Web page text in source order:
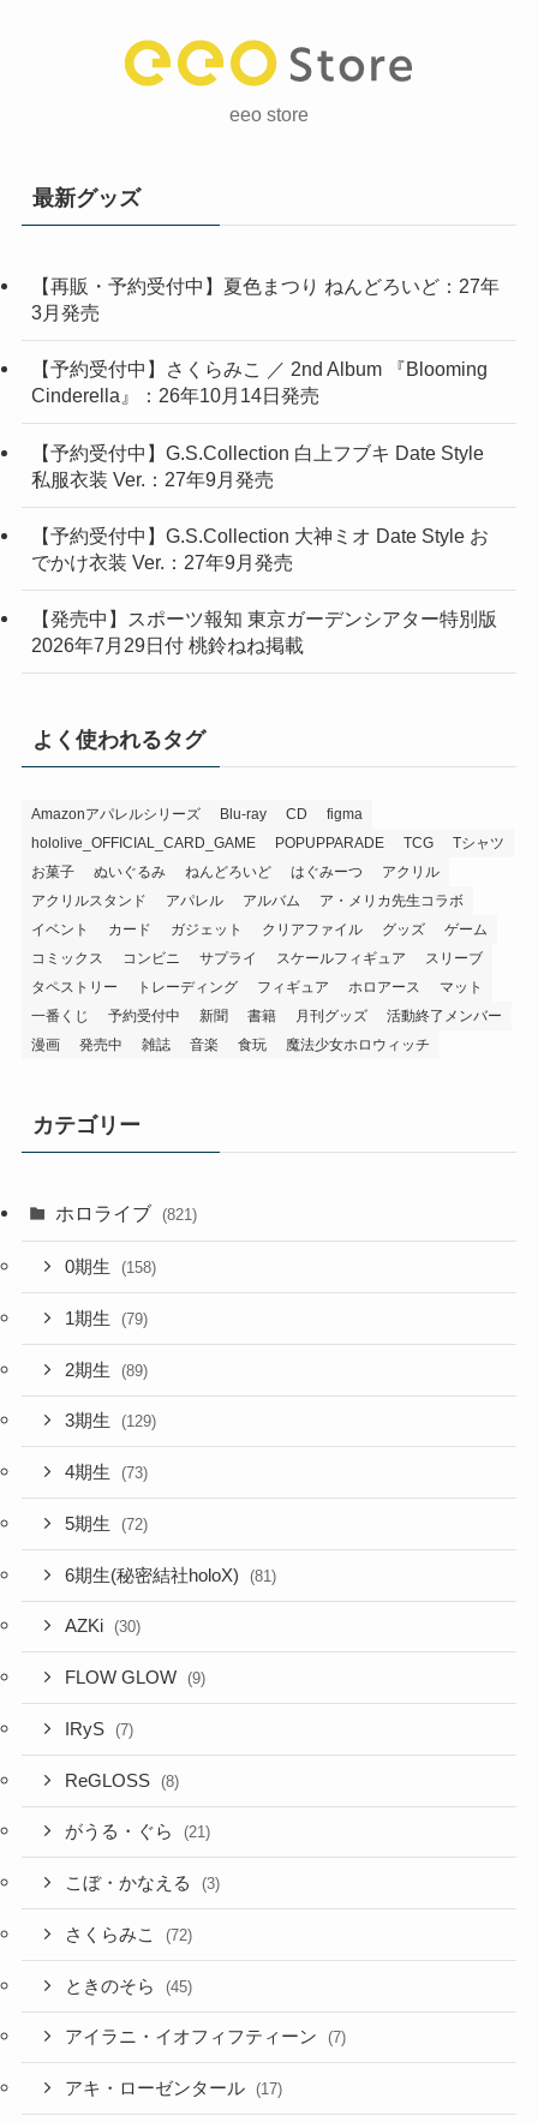
eeo store
最新グッズ
【再販・予約受付中】夏色まつり ねんどろいど：27年
3月発売
【予約受付中】さくらみこ ／ 2nd Album 『Blooming
Cinderella』：26年10月14日発売
【予約受付中】G.S.Collection 白上フブキ Date Style
私服衣装 Ver.：27年9月発売
【予約受付中】G.S.Collection 大神ミオ Date Style お
でかけ衣装 Ver.：27年9月発売
【発売中】スポーツ報知 東京ガーデンシアター特別版
2026年7月29日付 桃鈴ねね掲載
よく使われるタグ
Amazonアパレルシリーズ Blu-ray CD
figma
hololive_OFFICIAL_CARD_GAME
POPUPPARADE TCG
Tシャツ
お菓子
ぬいぐるみ ねんどろいど はぐみーつ
アクリル
アクリルスタンド
アパレル アルバム
ア・メリカ先生コラボ
イベント
カード ガジェット クリアファイル グッズ
ゲーム
コミックス
コンビニ サプライ スケールフィギュア
スリーブ
タペストリー
トレーディング フィギュア ホロアース
マット
一番くじ
予約受付中 新聞 書籍 月刊グッズ
活動終了メンバー
漫画
発売中 雑誌 音楽 食玩 魔法少女ホロウィッチ
カテゴリー
ホロライブ (821)
0期生 (158)
1期生 (79)
2期生 (89)
3期生 (129)
4期生 (73)
5期生 (72)
6期生(秘密結社holoX) (81)
AZKi (30)
FLOW GLOW (9)
IRyS (7)
ReGLOSS (8)
がうる・ぐら (21)
こぼ・かなえる (3)
さくらみこ (72)
ときのそら (45)
アイラニ・イオフィフティーン (7)
アキ・ローゼンタール (17)